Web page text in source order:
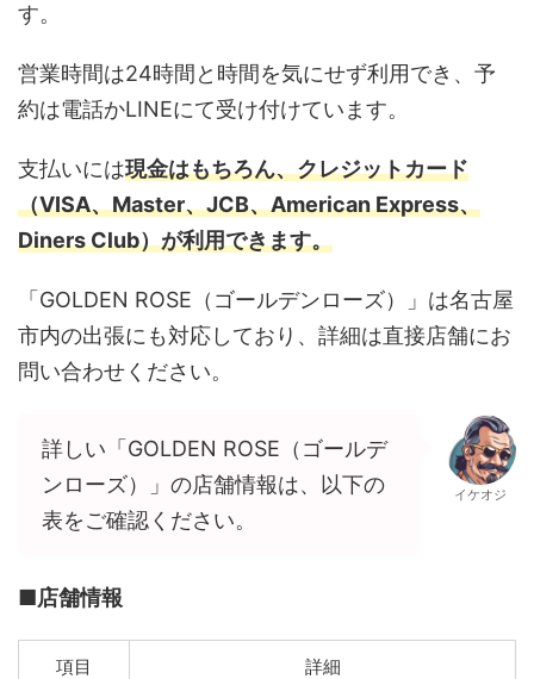
す。
営業時間は24時間と時間を気にせず利用でき、予
約は電話かLINEにて受け付けています。
支払いには現金はもちろん、クレジットカード
（VISA、Master、JCB、American Express、
Diners Club）が利用できます。
「GOLDEN ROSE（ゴールデンローズ）」は名古屋
市内の出張にも対応しており、詳細は直接店舗にお
問い合わせください。
詳しい「GOLDEN ROSE（ゴールデ
ンローズ）」の店舗情報は、以下の
表をご確認ください。
イケオジ
■店舗情報
項目 詳細